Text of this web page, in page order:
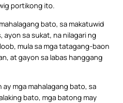
portikong ito.
bato, sa makatuwid
ayon sa sukat, na nilagari ng
mula sa mga tatagang-baon
at gayon sa labas hanggang
mga mahalagang bato, sa
bato, mga batong may